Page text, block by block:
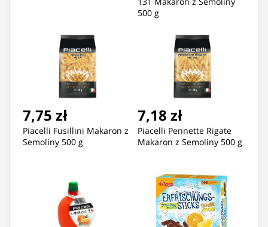
500 g
7,75 zł
Piacelli Fusillini Makaron z
Semoliny 500 g
7,18 zł
Piacelli Pennette Rigate
Makaron z Semoliny 500 g